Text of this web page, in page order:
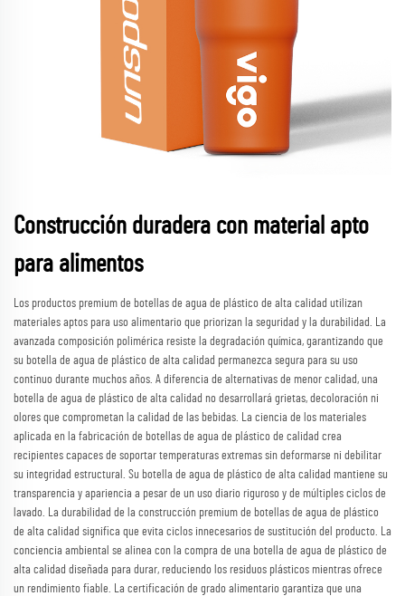
Construcción duradera con material apto
para alimentos
Los productos premium de botellas de agua de plástico de alta calidad utilizan
materiales aptos para uso alimentario que priorizan la seguridad y la durabilidad. La
avanzada composición polimérica resiste la degradación química, garantizando que
su botella de agua de plástico de alta calidad permanezca segura para su uso
continuo durante muchos años. A diferencia de alternativas de menor calidad, una
botella de agua de plástico de alta calidad no desarrollará grietas, decoloración ni
olores que comprometan la calidad de las bebidas. La ciencia de los materiales
aplicada en la fabricación de botellas de agua de plástico de calidad crea
recipientes capaces de soportar temperaturas extremas sin deformarse ni debilitar
su integridad estructural. Su botella de agua de plástico de alta calidad mantiene su
transparencia y apariencia a pesar de un uso diario riguroso y de múltiples ciclos de
lavado. La durabilidad de la construcción premium de botellas de agua de plástico
de alta calidad significa que evita ciclos innecesarios de sustitución del producto. La
conciencia ambiental se alinea con la compra de una botella de agua de plástico de
alta calidad diseñada para durar, reduciendo los residuos plásticos mientras ofrece
un rendimiento fiable. La certificación de grado alimentario garantiza que una